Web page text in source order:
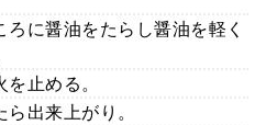
に醤油をたらし醤油を軽く
止める。
出来上がり。